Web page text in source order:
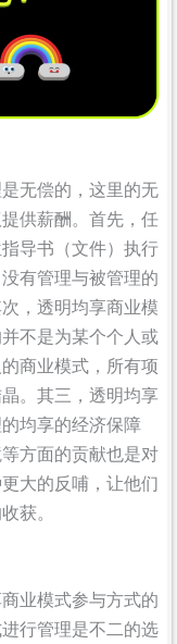
无偿的，这里的无
供薪酬。首先，任
导书（文件）执行
有管理与被管理的
，透明均享商业模
不是为某个个人或
商业模式，所有项
。其三，透明均享
均享的经济保障
方面的贡献也是对
大的反哺，让他们
获。
业模式参与方式的
行管理是不二的选